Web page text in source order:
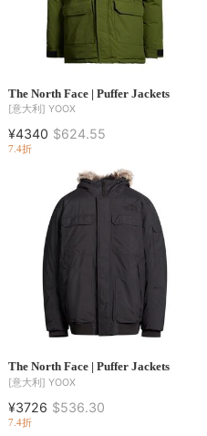
The North Face | Puffer Jackets
[意大利] YOOX
¥4340 $624.55
7.4折
The North Face | Puffer Jackets
[意大利] YOOX
¥3726 $536.30
7.4折